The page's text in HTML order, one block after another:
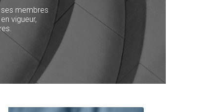
membres
vigueur,